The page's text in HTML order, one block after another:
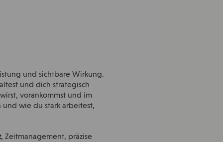
und sichtbare Wirkung.
und dich strategisch
vorankommst und im
wie du stark arbeitest,
, Zeitmanagement, präzise